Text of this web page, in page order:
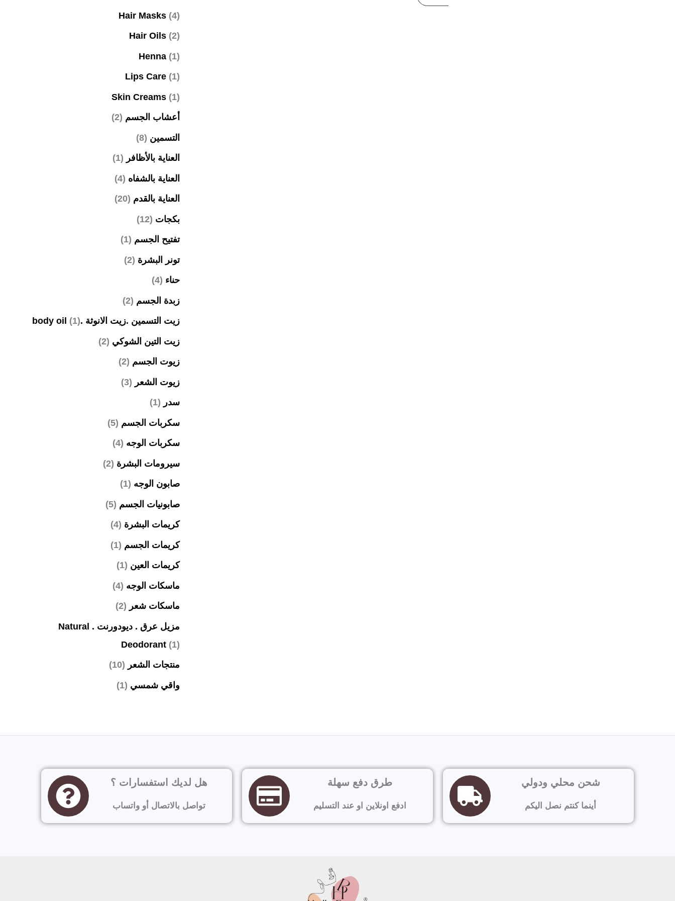
Hair Masks (4)
Hair Oils (2)
Henna (1)
Lips Care (1)
Skin Creams (1)
أعشاب الجسم (2)
التسمين (8)
العناية بالأظافر (1)
العناية بالشفاه (4)
العناية بالقدم (20)
بكجات (12)
تفتيح الجسم (1)
تونر البشرة (2)
حناء (4)
زبدة الجسم (2)
زيت التسمين .زيت الانوثة .body oil(1)
زيت التين الشوكي (2)
زيوت الجسم (2)
زيوت الشعر (3)
سدر (1)
سكربات الجسم (5)
سكربات الوجه (4)
سيرومات البشرة (2)
صابون الوجه (1)
صابونيات الجسم (5)
كريمات البشرة (4)
كريمات الجسم (1)
كريمات العين (1)
ماسكات الوجه (4)
ماسكات شعر (2)
مزيل عرق . ديودورنت . Natural
Deodorant (1)
منتجات الشعر (10)
واقي شمسي (1)
شحن محلي ودولي
أينما كنتم نصل اليكم
طرق دفع سهلة
ادفع اونلاين او عند التسليم
هل لديك استفسارات ؟
تواصل بالاتصال أو واتساب